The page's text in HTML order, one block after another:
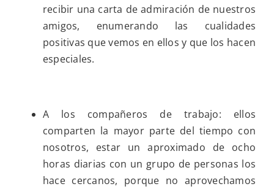
recibir una carta de admiración de nuestros
amigos, enumerando las cualidades
positivas que vemos en ellos y que los hacen
especiales.
A los compañeros de trabajo: ellos
comparten la mayor parte del tiempo con
nosotros, estar un aproximado de ocho
horas diarias con un grupo de personas los
hace cercanos, porque no aprovechamos